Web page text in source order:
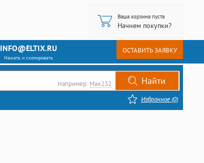
Ваша корзина пуста
Начнем покупки?
INFO@ELTIX.RU
Нажать и скопировать
ОСТАВИТЬ ЗАЯВКУ
Например: Max232
Избранное (0)